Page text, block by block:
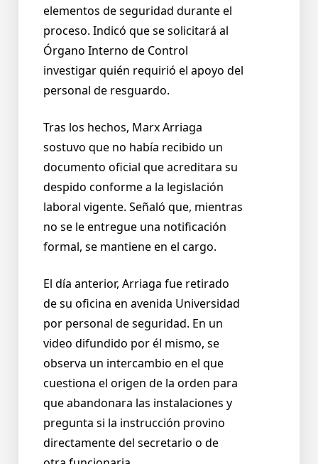
elementos de seguridad durante el
proceso. Indicó que se solicitará al
Órgano Interno de Control
investigar quién requirió el apoyo del
personal de resguardo.
Tras los hechos, Marx Arriaga
sostuvo que no había recibido un
documento oficial que acreditara su
despido conforme a la legislación
laboral vigente. Señaló que, mientras
no se le entregue una notificación
formal, se mantiene en el cargo.
El día anterior, Arriaga fue retirado
de su oficina en avenida Universidad
por personal de seguridad. En un
video difundido por él mismo, se
observa un intercambio en el que
cuestiona el origen de la orden para
que abandonara las instalaciones y
pregunta si la instrucción provino
directamente del secretario o de